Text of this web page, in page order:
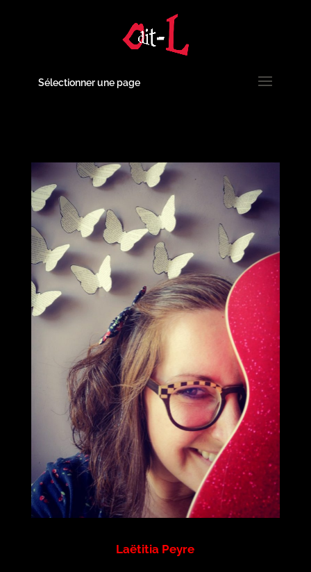
Sélectionner une page
Laëtitia Peyre